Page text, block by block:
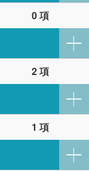
0 項
2 項
1 項